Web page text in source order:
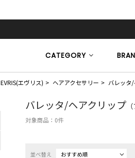
CATEGORY
EVRIS(エヴリス) ヘアアクセサリー バレッタ
バレッタ/ヘアクリップ
対象商品： 0件
並べ替え おすすめ順